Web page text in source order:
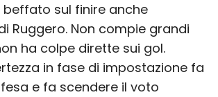
beffato sul finire anche
Ruggero. Non compie grandi
ha colpe dirette sui gol.
in fase di impostazione fa
e fa scendere il voto